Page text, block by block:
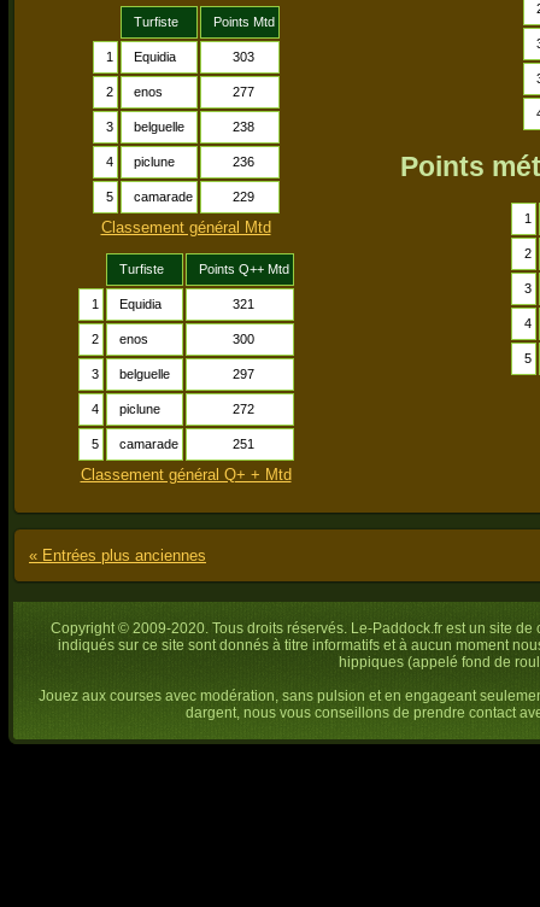
Turfiste Points Mtd
1 Equidia 303
2 enos 277
3 belguelle 238
4 piclune 236
5 camarade 229
Classement général Mtd
Turfiste Points Q++ Mtd
1 Equidia 321
2 enos 300
3 belguelle 297
4 piclune 272
5 camarade 251
Classement général Q+ + Mtd
Points
1
2
3
4
5
« Entrées plus anciennes
Copyright © 2009-2020. Tous droits réservés. Le-Paddock.fr est un site
indiqués sur ce site sont donnés à titre informatifs et à aucun moment
hippiques (appelé fond de
Jouez aux courses avec modération, sans pulsion et en engageant
dargent, nous vous conseillons de prendre contact